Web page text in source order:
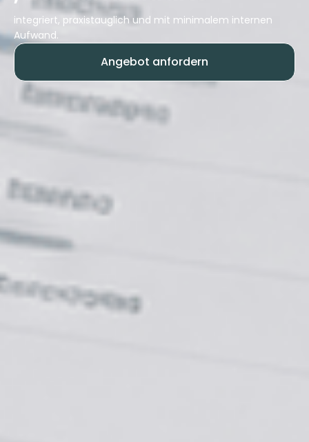
integriert, praxistauglich und mit minimalem internen
Aufwand.
Angebot anfordern